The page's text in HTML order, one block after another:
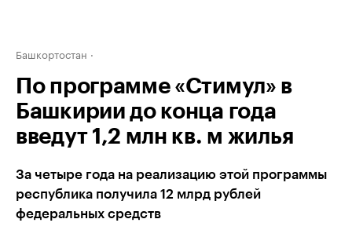
Башкортостан
По программе «Стимул» в
Башкирии до конца года
введут 1,2 млн кв. м жилья
За четыре года на реализацию этой программы
республика получила 12 млрд рублей
федеральных средств